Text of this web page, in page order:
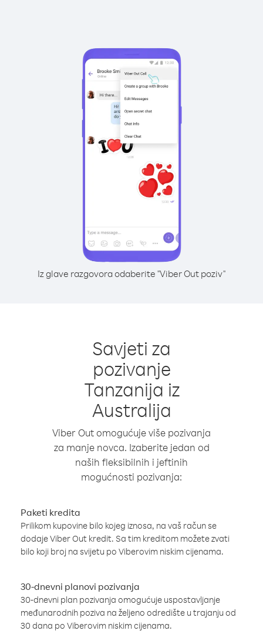
Iz glave razgovora odaberite "Viber Out poziv"
Savjeti za
pozivanje
Tanzanija iz
Australija
Viber Out omogućuje više pozivanja
za manje novca. Izaberite jedan od
naših fleksibilnih i jeftinih
mogućnosti pozivanja:
Paketi kredita
Prilikom kupovine bilo kojeg iznosa, na vaš račun se
dodaje Viber Out kredit. Sa tim kreditom možete zvati
bilo koji broj na svijetu po Viberovim niskim cijenama.
30-dnevni planovi pozivanja
30-dnevni plan pozivanja omogućuje uspostavljanje
međunarodnih poziva na željeno odredište u trajanju od
30 dana po Viberovim niskim cijenama.